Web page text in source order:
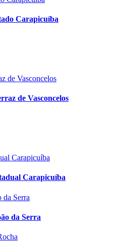
Carapicuíba
de Vasconcelos
Carapicuíba
da Serra